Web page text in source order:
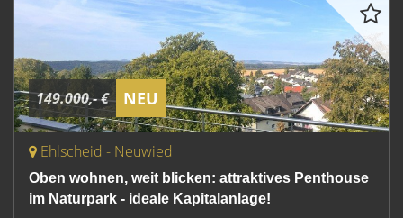
149.000,- € NEU
Ehlscheid - Neuwied
Oben wohnen, weit blicken: attraktives Penthouse
im Naturpark - ideale Kapitalanlage!